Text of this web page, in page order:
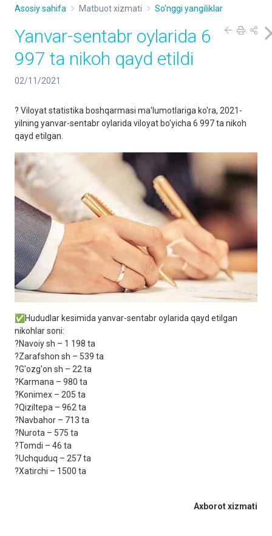
Asosiy sahifa Matbuot xizmati So'nggi yangiliklar
Yanvar-sentabr oylarida 6
997 ta nikoh qayd etildi
02/11/2021
? Viloyat statistika boshqarmasi ma'lumotlariga ko'ra, 2021-
yilning yanvar-sentabr oylarida viloyat bo'yicha 6 997 ta nikoh
qayd etilgan.
✅Hududlar kesimida yanvar-sentabr oylarida qayd etilgan
nikohlar soni:
?Navoiy sh – 1 198 tа
?Zarafshon sh – 539 tа
?G'ozg'on sh – 22 tа
?Karmana – 980 tа
?Konimex – 205 tа
?Qiziltepa – 962 tа
?Navbahor – 713 tа
?Nurota – 575 tа
?Tomdi – 46 tа
?Uchquduq – 257 tа
?Xatirchi – 1500 tа
Axborot xizmati